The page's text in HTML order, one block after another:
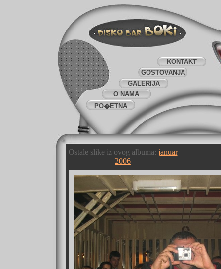
PO�ETNA
O NAMA
GALERIJA
GOSTOVANJA
KONTAKT
Ostale slike iz ovog albuma: januar
2006